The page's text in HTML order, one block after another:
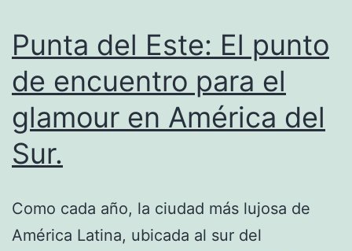
Punta del Este: El punto
de encuentro para el
glamour en América del
Sur.
Como cada año, la ciudad más lujosa de
América Latina, ubicada al sur del